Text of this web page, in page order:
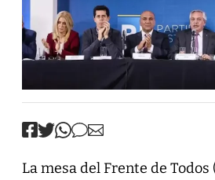
La mesa del Frente de Todos